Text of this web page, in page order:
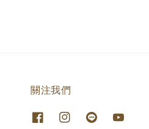
關注我們